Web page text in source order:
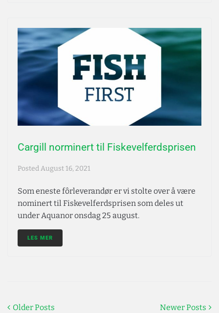
Cargill norminert til Fiskevelferdsprisen
PostedAugust 16, 2021
Som eneste fôrleverandør er vi stolte over å være
nominert til Fiskevelferdsprisen som deles ut
under Aquanor onsdag 25 august.
LES MER
Older Posts Newer Posts